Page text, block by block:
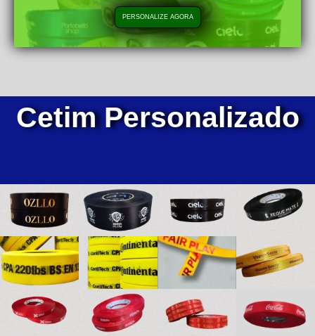
PERSONALIZE AGORA
Cetim Personalizado